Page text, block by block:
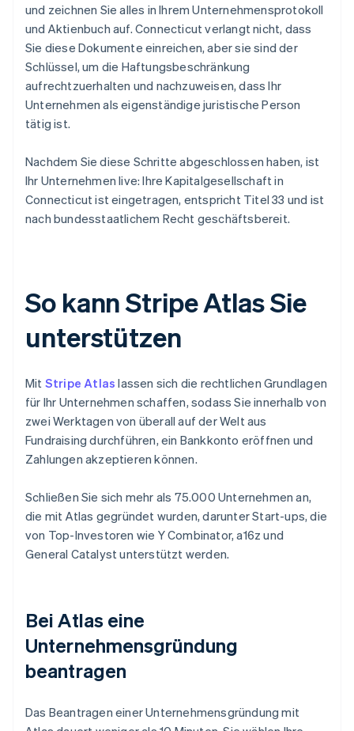
und zeichnen Sie alles in Ihrem Unternehmensprotokoll
und Aktienbuch auf. Connecticut verlangt nicht, dass
Sie diese Dokumente einreichen, aber sie sind der
Schlüssel, um die Haftungsbeschränkung
aufrechtzuerhalten und nachzuweisen, dass Ihr
Unternehmen als eigenständige juristische Person
tätig ist.
Nachdem Sie diese Schritte abgeschlossen haben, ist
Ihr Unternehmen live: Ihre Kapitalgesellschaft in
Connecticut ist eingetragen, entspricht Titel 33 und ist
nach bundesstaatlichem Recht geschäftsbereit.
So kann Stripe Atlas Sie
unterstützen
Mit Stripe Atlas lassen sich die rechtlichen Grundlagen
für Ihr Unternehmen schaffen, sodass Sie innerhalb von
zwei Werktagen von überall auf der Welt aus
Fundraising durchführen, ein Bankkonto eröffnen und
Zahlungen akzeptieren können.
Schließen Sie sich mehr als 75.000 Unternehmen an,
die mit Atlas gegründet wurden, darunter Start-ups, die
von Top-Investoren wie Y Combinator, a16z und
General Catalyst unterstützt werden.
Bei Atlas eine
Unternehmensgründung
beantragen
Das Beantragen einer Unternehmensgründung mit